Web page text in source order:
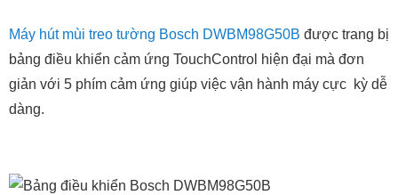
Máy hút mùi treo tường Bosch DWBM98G50B được trang bị
bảng điều khiển cảm ứng TouchControl hiện đại mà đơn
giản với 5 phím cảm ứng giúp việc vận hành máy cực kỳ dễ
dàng.